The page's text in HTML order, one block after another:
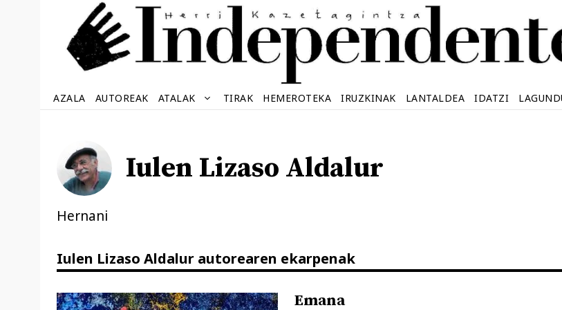
AZALA AUTOREAK ATALAK TIRAK HEMEROTEKA IRUZKINAK LANTALDEA IDATZI
Iulen Lizaso Aldalur
Hernani
Iulen Lizaso Aldalur autorearen ekarpenak
Emana